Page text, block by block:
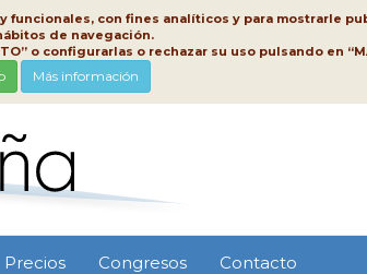
con fines analíticos y para mostrarle
de navegación.
o configurarlas o rechazar su uso pulsando en
Más información
Precios Congresos Contacto